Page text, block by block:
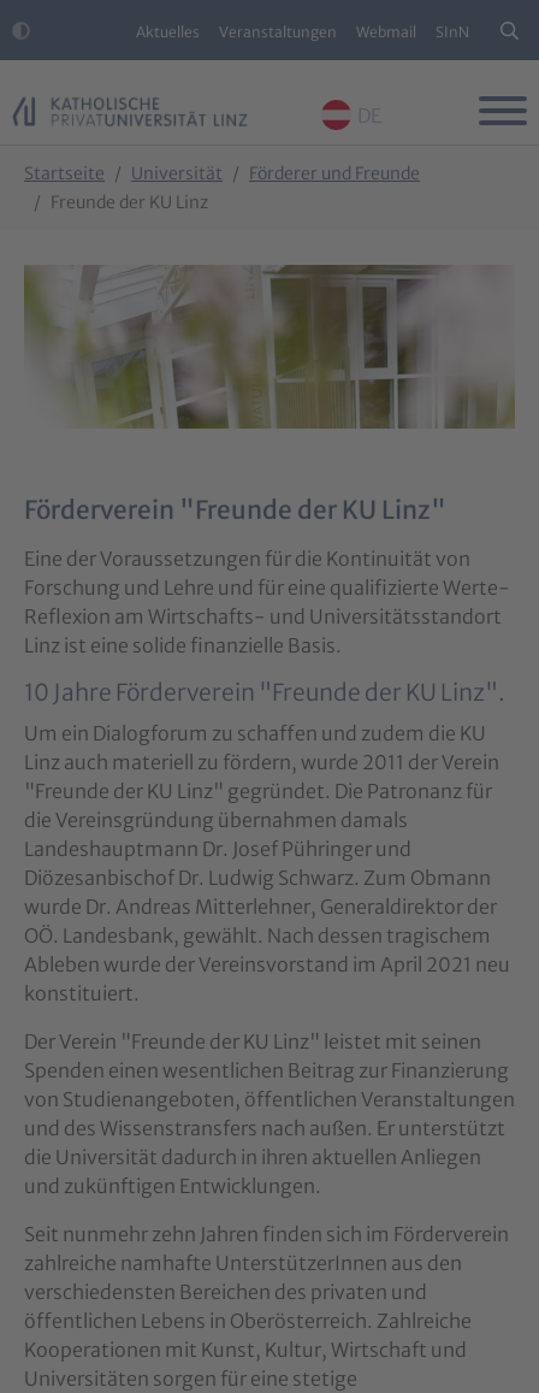
Aktuelles Veranstaltungen Webmail SInN
DE
Startseite Universität
Förderer und Freunde
Freunde der KU Linz
Förderverein "Freunde der KU Linz"
Eine der Voraussetzungen für die Kontinuität von
Forschung und Lehre und für eine qualifizierte Werte-
Reflexion am Wirtschafts- und Universitätsstandort
Linz ist eine solide finanzielle Basis.
10 Jahre Förderverein "Freunde der KU Linz".
Um ein Dialogforum zu schaffen und zudem die KU
Linz auch materiell zu fördern, wurde 2011 der Verein
"Freunde der KU Linz" gegründet. Die Patronanz für
die Vereinsgründung übernahmen damals
Landeshauptmann Dr. Josef Pühringer und
Diözesanbischof Dr. Ludwig Schwarz. Zum Obmann
wurde Dr. Andreas Mitterlehner, Generaldirektor der
OÖ. Landesbank, gewählt. Nach dessen tragischem
Ableben wurde der Vereinsvorstand im April 2021 neu
konstituiert.
Der Verein "Freunde der KU Linz" leistet mit seinen
Spenden einen wesentlichen Beitrag zur Finanzierung
von Studienangeboten, öffentlichen Veranstaltungen
und des Wissenstransfers nach außen. Er unterstützt
die Universität dadurch in ihren aktuellen Anliegen
und zukünftigen Entwicklungen.
Seit nunmehr zehn Jahren finden sich im Förderverein
zahlreiche namhafte UnterstützerInnen aus den
verschiedensten Bereichen des privaten und
öffentlichen Lebens in Oberösterreich. Zahlreiche
Kooperationen mit Kunst, Kultur, Wirtschaft und
Universitäten sorgen für eine stetige